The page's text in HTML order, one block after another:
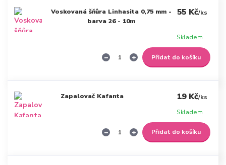
Voskovaná šňůra Linhasita 0,75 mm -
barva 26 - 10m
55 Kč/ks
Skladem
Přidat do košíku
Zapalovač Kafanta 19 Kč/ks
Skladem
Přidat do košíku